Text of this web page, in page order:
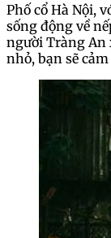
Phố cổ Hà Nội,
sống động về
người Tràng An
nhỏ, bạn sẽ